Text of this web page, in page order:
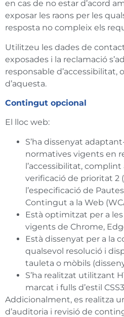
en cas de no estar d’acord
exposar les raons per les
resposta no compleix els
Utilitzeu les dades de
exposades i la reclamació
responsable d’accessibilitat,
d’aquesta.
Contingut opcional
El lloc web:
S’ha dissenyat
normatives vigents en
l’accessibilitat,
verificació de prioritat 2
l’especificació de
Contingut a la Web
Està optimitzat per a
vigents de Chrome,
Està dissenyat per a la
qualsevol resolució i
tauleta o mòbils
S’ha realitzat utilitzant
marcat i fulls d’estil
Addicionalment, es realitza
d’auditoria i revisió de